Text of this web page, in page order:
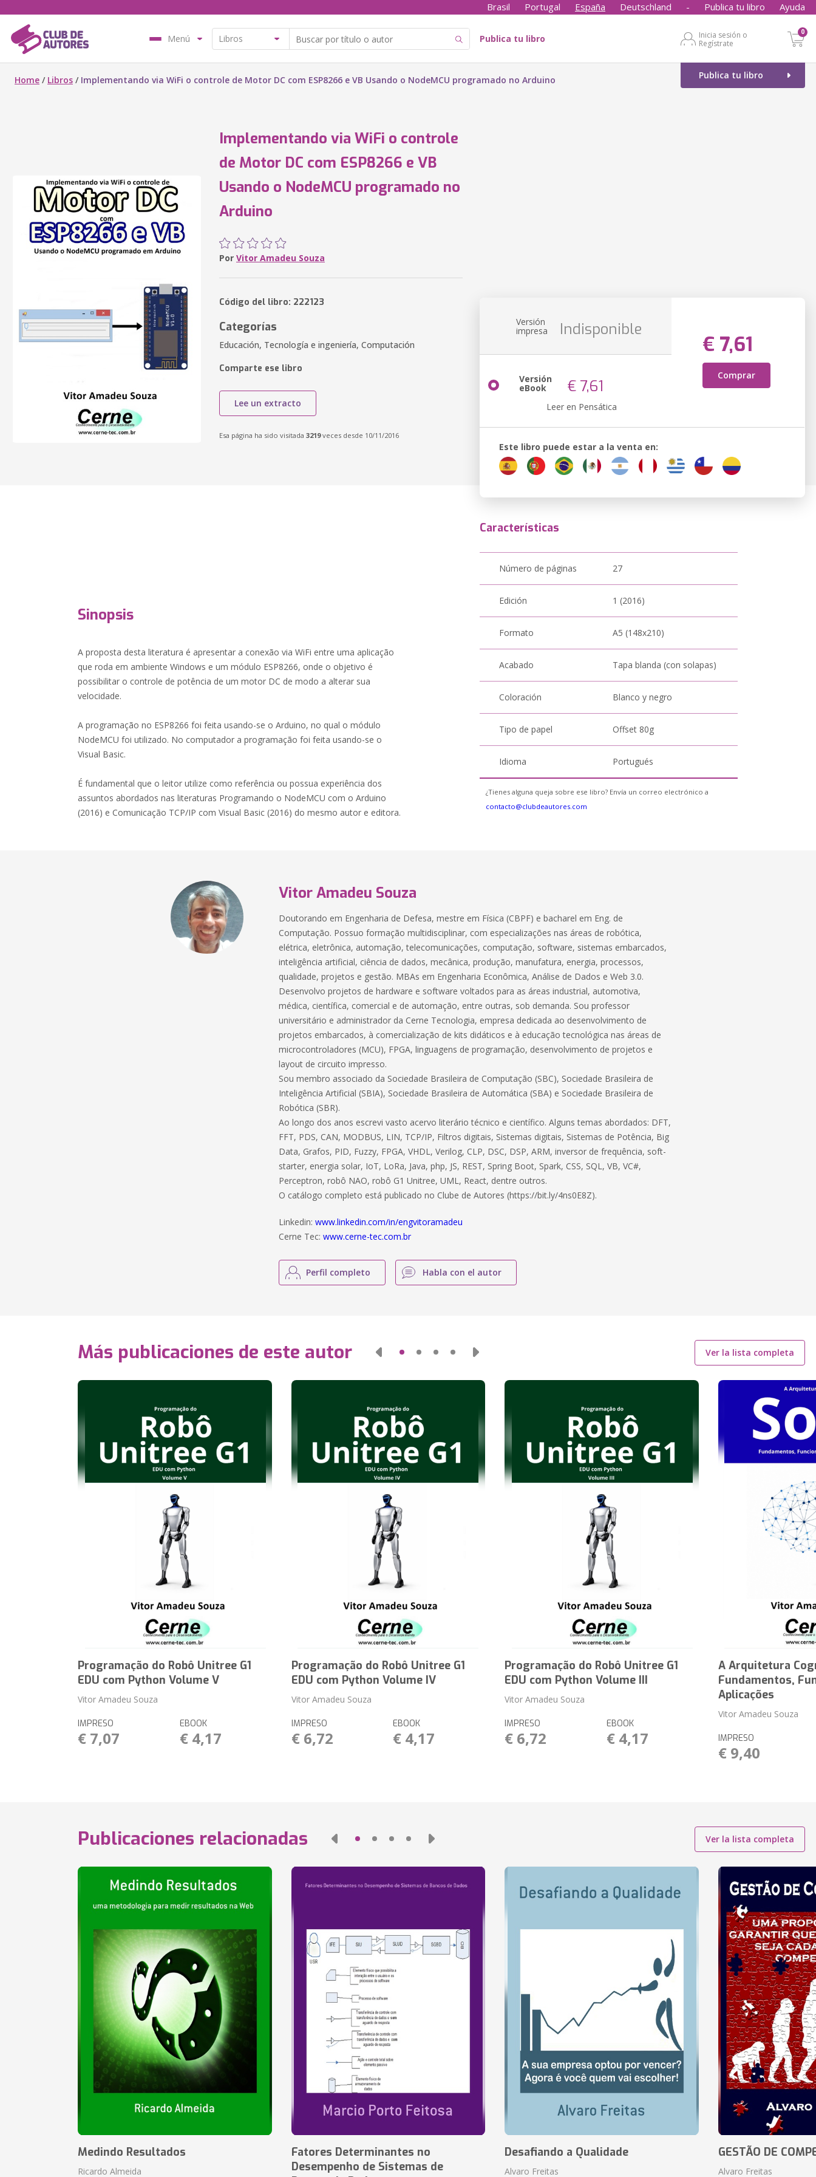
Brasil Portugal España Deutschland - Publica tu libro Ayuda
Menú Publica tu libro
Inicia sesión o
Regístrate
0
Publica tu libro
Home / Libros / Implementando via WiFi o controle de Motor DC com ESP8266 e VB Usando o NodeMCU programado no Arduino
Implementando via WiFi o controle
de Motor DC com ESP8266 e VB
Usando o NodeMCU programado no
Arduino
Por Vitor Amadeu Souza
Código del libro: 222123
Categorías
Educación, Tecnología e ingeniería, Computación
Comparte ese libro
Lee un extracto
Esa página ha sido visitada 3219veces desde 10/11/2016
Versión
impresa Indisponible
€ 7,61
Comprar
Versión
eBook € 7,61
Leer en Pensática
Este libro puede estar a la venta en:
Sinopsis
A proposta desta literatura é apresentar a conexão via WiFi entre uma aplicação
que roda em ambiente Windows e um módulo ESP8266, onde o objetivo é
possibilitar o controle de potência de um motor DC de modo a alterar sua
velocidade.
A programação no ESP8266 foi feita usando-se o Arduino, no qual o módulo
NodeMCU foi utilizado. No computador a programação foi feita usando-se o
Visual Basic.
É fundamental que o leitor utilize como referência ou possua experiência dos
assuntos abordados nas literaturas Programando o NodeMCU com o Arduino
(2016) e Comunicação TCP/IP com Visual Basic (2016) do mesmo autor e editora.
Características
Número de páginas 27
Edición 1 (2016)
Formato A5 (148x210)
Acabado Tapa blanda (con solapas)
Coloración Blanco y negro
Tipo de papel Offset 80g
Idioma Portugués
¿Tienes alguna queja sobre ese libro? Envía un correo electrónico a
contacto@clubdeautores.com
Vitor Amadeu Souza
Doutorando em Engenharia de Defesa, mestre em Física (CBPF) e bacharel em Eng. de
Computação. Possuo formação multidisciplinar, com especializações nas áreas de robótica,
elétrica, eletrônica, automação, telecomunicações, computação, software, sistemas embarcados,
inteligência artificial, ciência de dados, mecânica, produção, manufatura, energia, processos,
qualidade, projetos e gestão. MBAs em Engenharia Econômica, Análise de Dados e Web 3.0.
Desenvolvo projetos de hardware e software voltados para as áreas industrial, automotiva,
médica, científica, comercial e de automação, entre outras, sob demanda. Sou professor
universitário e administrador da Cerne Tecnologia, empresa dedicada ao desenvolvimento de
projetos embarcados, à comercialização de kits didáticos e à educação tecnológica nas áreas de
microcontroladores (MCU), FPGA, linguagens de programação, desenvolvimento de projetos e
layout de circuito impresso.
Sou membro associado da Sociedade Brasileira de Computação (SBC), Sociedade Brasileira de
Inteligência Artificial (SBIA), Sociedade Brasileira de Automática (SBA) e Sociedade Brasileira de
Robótica (SBR).
Ao longo dos anos escrevi vasto acervo literário técnico e científico. Alguns temas abordados: DFT,
FFT, PDS, CAN, MODBUS, LIN, TCP/IP, Filtros digitais, Sistemas digitais, Sistemas de Potência, Big
Data, Grafos, PID, Fuzzy, FPGA, VHDL, Verilog, CLP, DSC, DSP, ARM, inversor de frequência, soft-
starter, energia solar, IoT, LoRa, Java, php, JS, REST, Spring Boot, Spark, CSS, SQL, VB, VC#,
Perceptron, robô NAO, robô G1 Unitree, UML, React, dentre outros.
O catálogo completo está publicado no Clube de Autores (https://bit.ly/4ns0E8Z).
Linkedin:www.linkedin.com/in/engvitoramadeu
Cerne Tec:www.cerne-tec.com.br
Perfil completo Habla con el autor
Más publicaciones de este autor Ver la lista completa
Programação do Robô Unitree G1
EDU com Python Volume V
Vitor Amadeu Souza
IMPRESO
€ 7,07
EBOOK
€ 4,17
Programação do Robô Unitree G1
EDU com Python Volume IV
Vitor Amadeu Souza
IMPRESO
€ 6,72
EBOOK
€ 4,17
Programação do Robô Unitree G1
EDU com Python Volume III
Vitor Amadeu Souza
IMPRESO
€ 6,72
EBOOK
€ 4,17
A Arquitetura
Fundamentos,
Aplicações
Vitor Amadeu Souza
IMPRESO
€ 9,40
Publicaciones relacionadas Ver la lista completa
Medindo Resultados
Ricardo Almeida
Fatores Determinantes no
Desempenho de Sistemas de
Desafiando a Qualidade
Alvaro Freitas
GESTÃO DE
Alvaro Freitas